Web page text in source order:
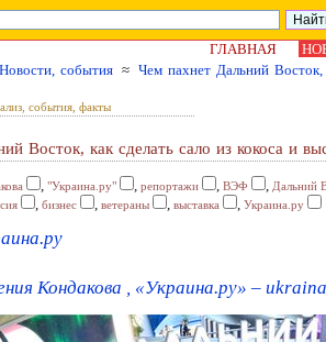
ГЛАВНАЯ
Новости, события ≈ Чем пахнет Дальний Восток,
события, факты
Восток, как сделать сало из кокоса и
, "Украина.ру" , репортажи , ВЭФ , Дальний
, бизнес , ветераны , выставка , Украина.ру
Кондакова , «Украина.ру» –